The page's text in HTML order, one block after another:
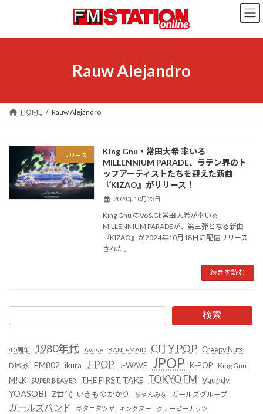
ン
ー
Rauw Alejandro
HOME Rauw Alejandro
リリース
King Gnu・常田大希 率いる
MILLENNIUM PARADE、ラテン界のト
ップアーティストたちを迎えた新曲
『KIZAO』がリリース！
2024年10月23日
King Gnu のVo&Gt 常田大希が率いる
MILLENNIUM PARADEが、第三弾となる新曲
『KIZAO』が2024年10月18日に配信リリース
された。
続きを読む
検索
40周年 1980年代 Ayase BAND-MAID CITY POP Creepy Nuts
DJ松永 FM802 ikura J-POP J-WAVE JPOP K-POP
King Gnu
M!LK
SUPER BEAVER THE FIRST TAKE TOKYO FM Vaundy
YOASOBI Z世代 いきものがかり ちゃんみな ガールズグループ
ガールズバンド キタニタツヤ キングヌー クリーピーナッツ